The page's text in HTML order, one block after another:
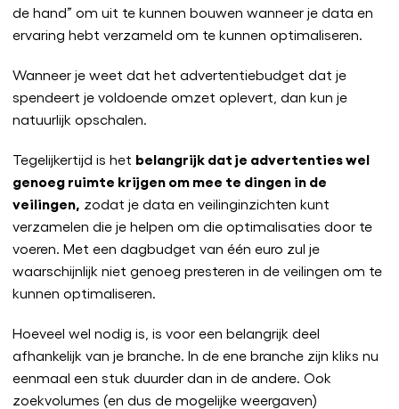
de hand” om uit te kunnen bouwen wanneer je data en
ervaring hebt verzameld om te kunnen optimaliseren.
Wanneer je weet dat het advertentiebudget dat je
spendeert je voldoende omzet oplevert, dan kun je
natuurlijk opschalen.
Tegelijkertijd is het belangrijk dat je advertenties wel
genoeg ruimte krijgen om mee te dingen in de
veilingen, zodat je data en veilinginzichten kunt
verzamelen die je helpen om die optimalisaties door te
voeren. Met een dagbudget van één euro zul je
waarschijnlijk niet genoeg presteren in de veilingen om te
kunnen optimaliseren.
Hoeveel wel nodig is, is voor een belangrijk deel
afhankelijk van je branche. In de ene branche zijn kliks nu
eenmaal een stuk duurder dan in de andere. Ook
zoekvolumes (en dus de mogelijke weergaven)